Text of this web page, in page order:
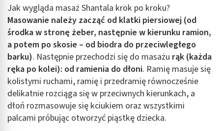
Jak wygląda masaż Shantala krok po kroku?
Masowanie należy zacząć od klatki piersiowej (od
środka w stronę żeber, następnie w kierunku ramion,
a potem po skosie – od biodra do przeciwległego
barku). Następnie przechodzi się do masażu rąk (każda
ręka po kolei): od ramienia do dłoni. Ramię masuje się
kolistymi ruchami, ramię i przedramię równocześnie
delikatnie rozciąga się w przeciwnych kierunkach, a
dłoń rozmasowuje się kciukiem oraz wszystkimi
palcami próbując otworzyć piąstkę dziecka.